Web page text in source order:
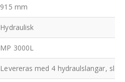
915 mm
Hydraulisk
MP 3000L
Levereras med 4 hydraulslangar,